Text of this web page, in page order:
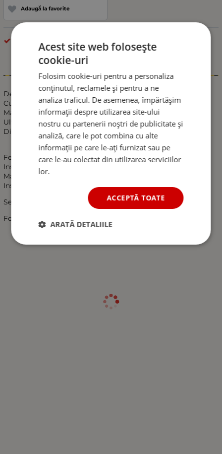
Adaugă la favorite
GRILE PENTRU MASINI
Informații
Descriere:
Culoare:Negru cu cromat
Material:ABS Plastic
Ultra usoare.
Directe bolt-pe proiectat pentru o instalare usoara.
Fel ca poze pentru indicat & garantia calitatii
Instalare:
Manual de instalare nu este inclus.
Instalare profesionala este foarte recomandat.
Se potriveste pentru:
Ford Fiesta 2008-2011 08 09 10 11 Mk7
Acest site web folosește
cookie-uri
Folosim cookie-uri pentru a personaliza
conținutul, reclamele și pentru a ne
analiza traficul. De asemenea, împărtășim
informații despre utilizarea site-ului
nostru cu partenerii noștri de publicitate și
analiză, care le pot combina cu alte
informații pe care le-ați furnizat sau pe
care le-au colectat din utilizarea serviciilor
lor.
ACCEPTĂ TOATE
ARATĂ DETALIILE